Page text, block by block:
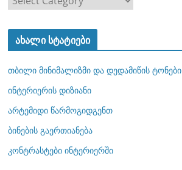
ტ
ო
რ
ბ
ი
ახალი სტატიები
თბილი მინიმალიზმი და დედამიწის ტონები
ინტერიერის დიზიანი
არტემიდი წარმოგიდგენთ
ბინების გაერთიანება
კონტრასტები ინტერიერში